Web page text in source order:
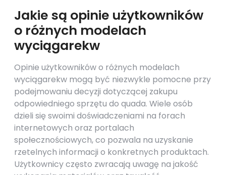
Jakie są opinie użytkowników
o różnych modelach
wyciągarekw
Opinie użytkowników o różnych modelach
wyciągarekw mogą być niezwykle pomocne przy
podejmowaniu decyzji dotyczącej zakupu
odpowiedniego sprzętu do quada. Wiele osób
dzieli się swoimi doświadczeniami na forach
internetowych oraz portalach
społecznościowych, co pozwala na uzyskanie
rzetelnych informacji o konkretnych produktach.
Użytkownicy często zwracają uwagę na jakość